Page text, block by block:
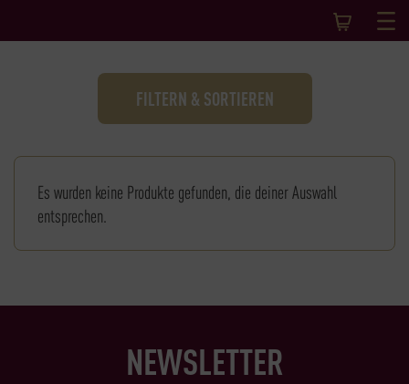
FILTERN & SORTIEREN
Es wurden keine Produkte gefunden, die deiner Auswahl
entsprechen.
NEWSLETTER